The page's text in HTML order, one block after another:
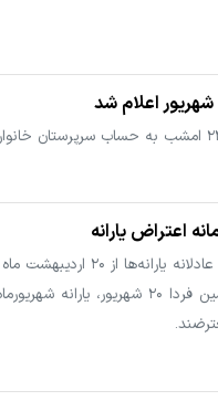
اعلام شد
اعتراض یارانه
اگرچه طرح
آن میگذرد و بر اساس رویه